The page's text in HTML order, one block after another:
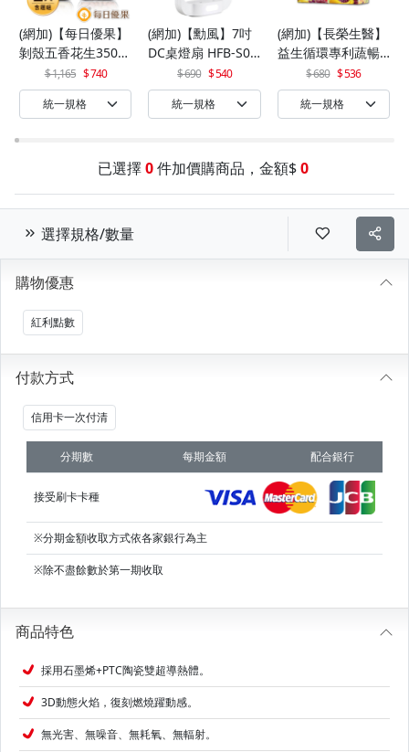
(網加)【每日優果】
剝殼五香花生350G
+罐裝原味烘焙腰果
320G
1,165 740
(網加)【勳風】7吋
DC桌燈扇 HFB-S06
690 540
(網加)【長榮生醫】
益生循環專利蔬暢
配方輕體順暢(30包/
盒)x1
680 536
已選擇 0 件加價購商品，金額$ 0
選擇規格/數量
購物優惠
紅利點數
付款方式
信用卡一次付清
分期數 每期金額 配合銀行
接受刷卡卡種
※分期金額收取方式依各家銀行為主
※除不盡餘數於第一期收取
商品特色
採用石墨烯+PTC陶瓷雙超導熱體。
3D動態火焰，復刻燃燒躍動感。
無光害、無噪音、無耗氧、無輻射。